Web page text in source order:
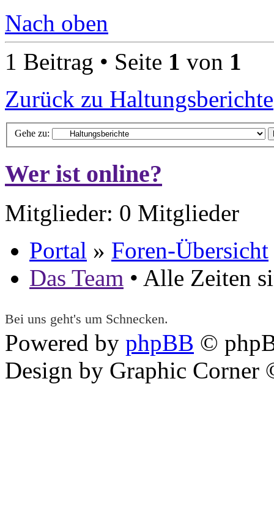
Nach oben
1 Beitrag • Seite 1 von 1
Zurück zu Haltungsberichte
Gehe zu:
Wer ist online?
Mitglieder: 0 Mitglieder
Portal » Foren-Übersicht
Das Team • Alle Zeiten
Bei uns geht's um Schnecken.
Powered by phpBB ©
Design by Graphic Corner